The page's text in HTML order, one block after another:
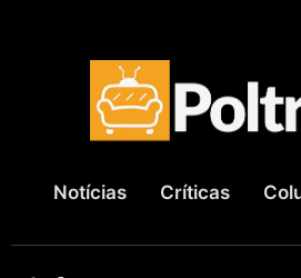
Notícias Críticas